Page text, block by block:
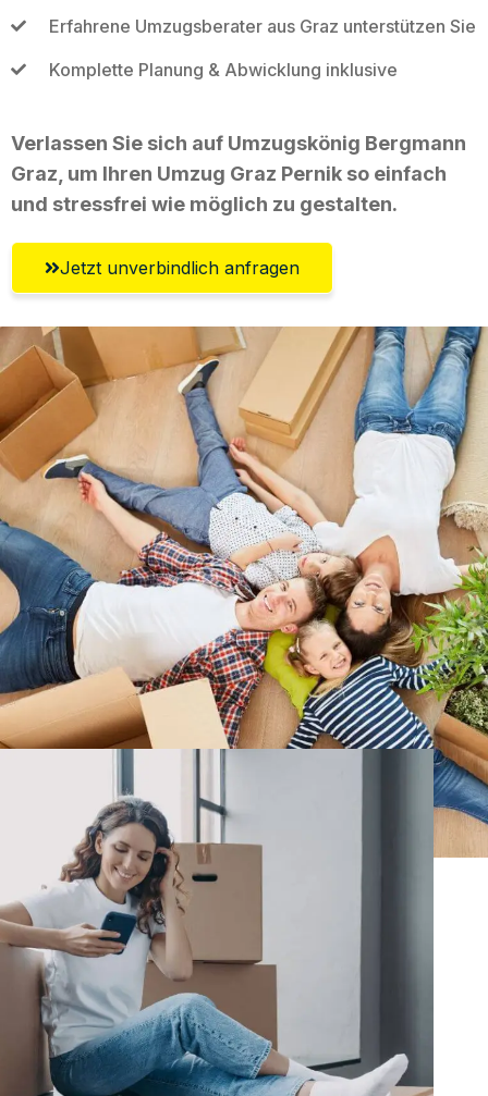
Erfahrene Umzugsberater aus Graz unterstützen Sie
Komplette Planung & Abwicklung inklusive
Verlassen Sie sich auf Umzugskönig Bergmann
Graz, um Ihren Umzug Graz Pernik so einfach
und stressfrei wie möglich zu gestalten.
Jetzt unverbindlich anfragen